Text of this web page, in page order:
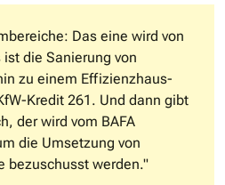
Das eine wird von
die Sanierung von
zu einem Effizienzhaus-
Kredit 261. Und dann gibt
der wird vom BAFA
die Umsetzung von
bezuschusst werden."